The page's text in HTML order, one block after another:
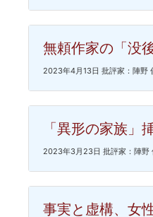
無頼作家の「没
2023年4月13日 批評家：陣野
「異形の家族」
2023年3月23日 批評家：陣野
事実と虚構、女